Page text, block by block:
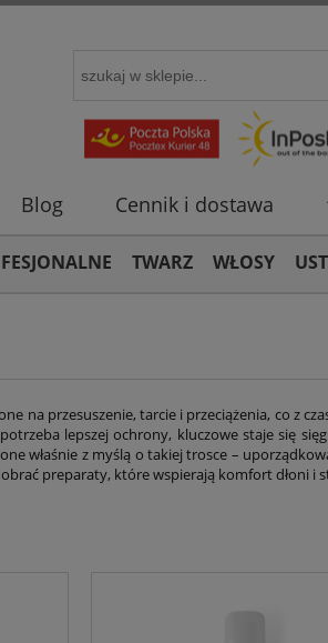
Blog Cennik i dostawa
TWARZ WŁOSY
na przesuszenie, tarcie i przeciążenia, co z
lepszej ochrony, kluczowe staje się
właśnie z myślą o takiej trosce –
preparaty, które wspierają komfort dłoni